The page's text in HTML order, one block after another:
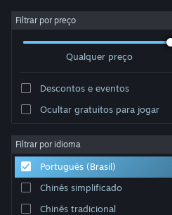
Iniciar sessão
Sobre
Suporte
Filtrar por preço
Qualquer preço
Descontos e eventos
Ocultar gratuitos para jogar
Filtrar por idioma
Português (Brasil)
Chinês simplificado
Chinês tradicional
Desenvolvedor: Scheme Street
Ordenar por Relevância